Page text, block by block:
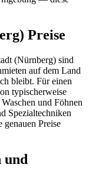
Preise
(Nürnberg) sind
auf dem Land
bleibt. Für einen
typischerweise
und Föhnen
Spezialtechniken
Preise
und